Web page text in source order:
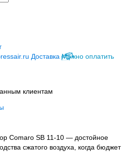
Доставка Можно оплатить
клиентам
Comaro SB 11-10 — достойное
сжатого воздуха, когда бюджет